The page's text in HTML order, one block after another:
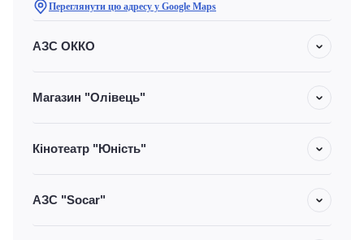
Переглянути цю адресу у Google Maps
АЗС ОККО
Магазин "Олівець"
Кінотеатр "Юність"
АЗС "Socar"